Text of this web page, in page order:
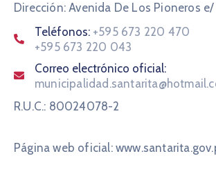
Dirección: Avenida De Los Pioneros
Teléfonos: +595 673 220 470
+595 673 220 043
Correo electrónico oficial:
R.U.C.: 80024078-2
Página web oficial: